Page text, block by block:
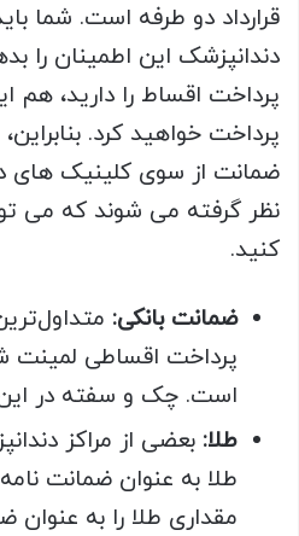
قرارداد دو طرفه است. شما
دندانپزشک این اطمینان را
پرداخت اقساط را دارید، هم
پرداخت خواهید کرد.
ضمانت از سوی کلینیک های
نظر گرفته می شوند که می
کنید.
ضمانت بانکی:
پرداخت اقساطی لمینت
است. چک و سفته در این
طلا: بعضی از مراکز
طلا به عنوان ضمانت
مقداری طلا را به عنوان